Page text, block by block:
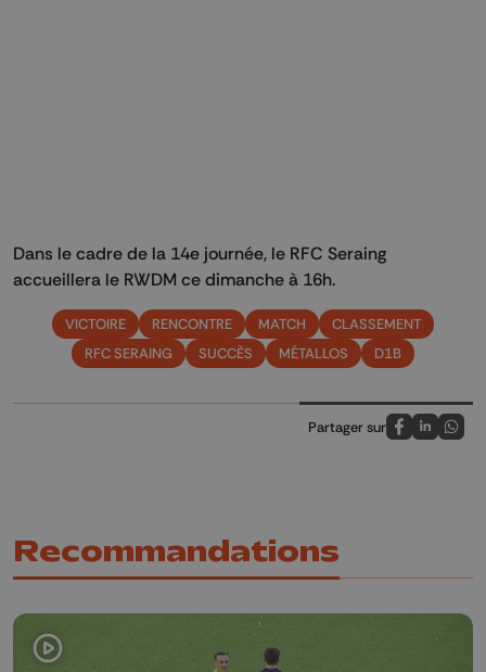
Dans le cadre de la 14e journée, le RFC Seraing
accueillera le RWDM ce dimanche à 16h.
VICTOIRE RENCONTRE MATCH
CLASSEMENT
RFC SERAING
SUCCÈS MÉTALLOS D1B
Partager sur
Partagez sur
Partagez
Recommandations